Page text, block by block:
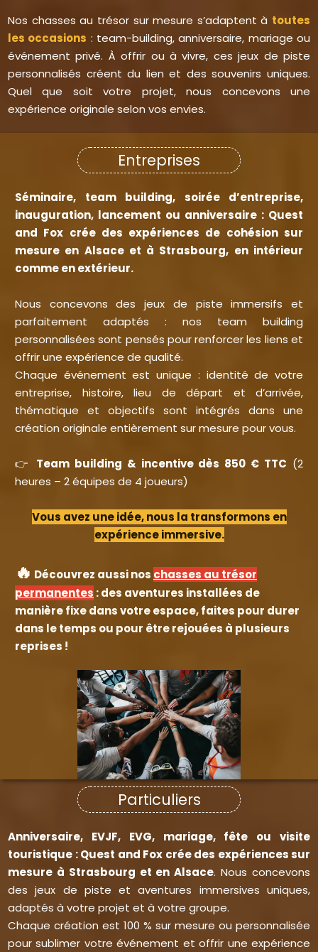
Nos chasses au trésor sur mesure s’adaptent à toutes
les occasions : team-building, anniversaire, mariage ou
événement privé. À offrir ou à vivre, ces jeux de piste
personnalisés créent du lien et des souvenirs uniques.
Quel que soit votre projet, nous concevons une
expérience originale selon vos envies.
Entreprises
Séminaire, team building, soirée d’entreprise,
inauguration, lancement ou anniversaire : Quest
and Fox crée des expériences de cohésion sur
mesure en Alsace et à Strasbourg, en intérieur
comme en extérieur.
Nous concevons des jeux de piste immersifs et
parfaitement adaptés : nos team building
personnalisées sont pensés pour renforcer les liens et
offrir une expérience de qualité.
Chaque événement est unique : identité de votre
entreprise, histoire, lieu de départ et d’arrivée,
thématique et objectifs sont intégrés dans une
création originale entièrement sur mesure pour vous.
👉 Team building & incentive dès 850 € TTC (2
heures – 2 équipes de 4 joueurs)
Vous avez une idée, nous la transformons en
expérience immersive.
🔥 Découvrez aussi nos chasses au trésor
permanentes : des aventures installées de
manière fixe dans votre espace, faites pour durer
dans le temps ou pour être rejouées à plusieurs
reprises !
Particuliers
Anniversaire, EVJF, EVG, mariage, fête ou visite
touristique : Quest and Fox crée des expériences sur
mesure à Strasbourg et en Alsace. Nous concevons
des jeux de piste et aventures immersives uniques,
adaptés à votre projet et à votre groupe.
Chaque création est 100 % sur mesure ou personnalisée
pour sublimer votre événement et offrir une expérience